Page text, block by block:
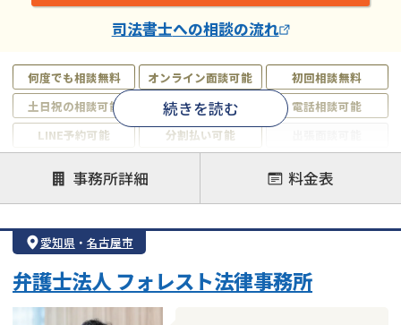
何度でも相談無料 オンライン面談可能
初回相談無料
土日祝の相談可能
19時以降電話可能
電話相談可能
LINE予約可能
分割払い可能
借金返済相談・交渉
自己破産
任意整理
個人再生
会社破産・法人破産
住宅ローン
消費者金融・サラ金
カードローン
続きを読む
司法書士への相談の流れ
事務所詳細 料金表
愛知県 ・ 名古屋市
弁護士法人 フォレスト法律事務所